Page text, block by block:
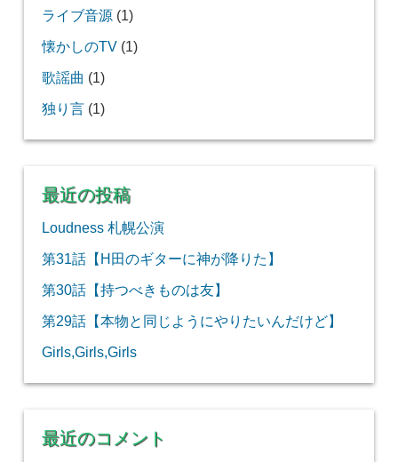
ライブ音源(1)
懐かしのTV(1)
歌謡曲 (1)
独り言(1)
最近の投稿
Loudness 札幌公演
第31話【H田のギターに神が降りた】
第30話【持つべきものは友】
第29話【本物と同じようにやりたいんだけど】
Girls,Girls,Girls
最近のコメント